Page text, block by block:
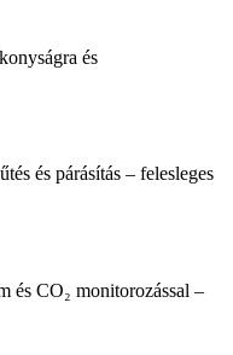
és
és párásítás – felesleges
és CO₂ monitorozással –